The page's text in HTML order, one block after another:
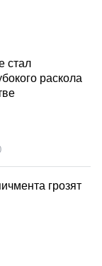
стал
раскола
грозят